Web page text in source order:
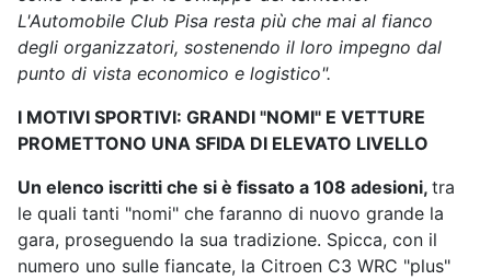
L'Automobile Club Pisa resta più che mai al fianco
degli organizzatori, sostenendo il loro impegno dal
punto di vista economico e logistico".
I MOTIVI SPORTIVI: GRANDI "NOMI" E VETTURE
PROMETTONO UNA SFIDA DI ELEVATO LIVELLO
Un elenco iscritti che si è fissato a 108 adesioni, tra
le quali tanti "nomi" che faranno di nuovo grande la
gara, proseguendo la sua tradizione. Spicca, con il
numero uno sulle fiancate, la Citroen C3 WRC "plus"